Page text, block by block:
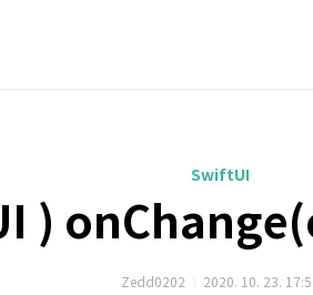
SwiftUI
)
Zedd0202 2020. 10. 23.